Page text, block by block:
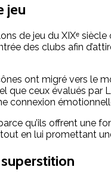
jeu
de jeu du XIXᵉ
des clubs afin
ont migré vers
que ceux évalués par
connexion
qu’ils offrent
en lui promettant